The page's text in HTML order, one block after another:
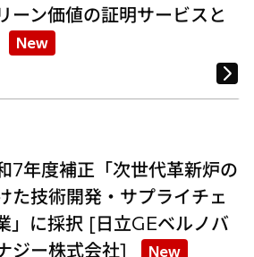
ーン価値の証明サービスと
New
7年度補正「次世代革新炉の
た技術開発・サプライチェ
」に採択 [日立GEベルノバ
ジー株式会社]
New